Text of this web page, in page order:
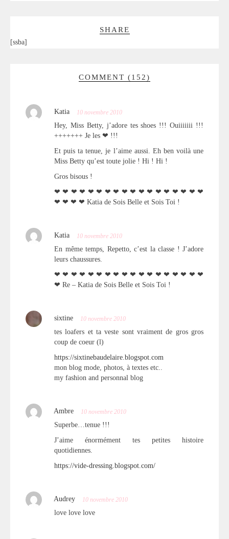
SHARE
[ssba]
COMMENT (152)
Katia 10 novembre 2010
Hey, Miss Betty, j’adore tes shoes !!! Ouiiiiiii !!!
+++++++ Je les ❤ !!!
Et puis ta tenue, je l’aime aussi. Eh ben voilà une
Miss Betty qu’est toute jolie ! Hi ! Hi !
Gros bisous !
❤ ❤ ❤ ❤ ❤ ❤ ❤ ❤ ❤ ❤ ❤ ❤ ❤ ❤ ❤ ❤ ❤ ❤
❤ ❤ ❤ ❤ Katia de Sois Belle et Sois Toi !
Katia 10 novembre 2010
En même temps, Repetto, c’est la classe ! J’adore
leurs chaussures.
❤ ❤ ❤ ❤ ❤ ❤ ❤ ❤ ❤ ❤ ❤ ❤ ❤ ❤ ❤ ❤ ❤ ❤
❤ Re – Katia de Sois Belle et Sois Toi !
sixtine 10 novembre 2010
tes loafers et ta veste sont vraiment de gros gros
coup de coeur (l)
https://sixtinebaudelaire.blogspot.com
mon blog mode, photos, à textes etc..
my fashion and personnal blog
Ambre 10 novembre 2010
Superbe…tenue !!!
J’aime énormément tes petites histoire
quotidiennes.
https://vide-dressing.blogspot.com/
Audrey 10 novembre 2010
love love love